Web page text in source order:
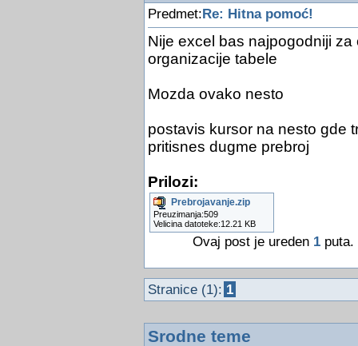
Predmet:Re: Hitna pomoć!
Nije excel bas najpogodniji
organizacije tabele
Mozda ovako nesto
postavis kursor na nesto gde
pritisnes dugme prebroj
Prilozi:
Prebrojavanje.zip
Preuzimanja:509
Velicina datoteke:12.21 KB
Ovaj post je ureden 1puta.
Stranice (1): 1
Srodne teme